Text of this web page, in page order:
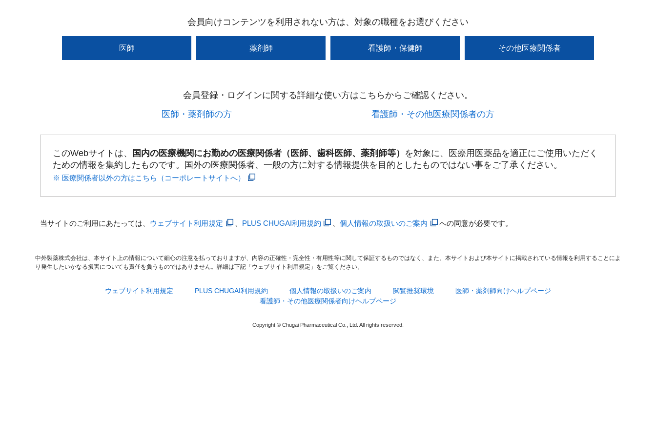
会員向けコンテンツを利用されない方は、対象の職種をお選びください
医師 薬剤師 看護師・保健師 その他医療関係者
会員登録・ログインに関する詳細な使い方はこちらからご確認ください。​
医師・薬剤師の方​
看護師・その他医療関係者の方​
このWebサイトは、 国内の医療機関にお勤めの医療関係者（医師、歯科医師、薬剤師等） を対象に、医療用医薬品を適正にご使用いただく
ための情報を集約したものです。国外の医療関係者、一般の方に対する情報提供を目的としたものではない事をご了承ください。
※ 医療関係者以外の方はこちら（コーポレートサイトへ）
当サイトのご利用にあたっては、 ウェブサイト利用規定 PLUS CHUGAI利用規約 、個人情報の取扱いのご案内 への同意が必要です。
中外製薬株式会社は、本サイト上の情報について細心の注意を払っておりますが、内容の正確性・完全性・有用性等に関して保証するものではなく、また、本サイトおよび本サイトに掲載されている情報を利用することによ
り発生したいかなる損害についても責任を負うものではありません。詳細は下記「ウェブサイト利用規定」をご覧ください。
ウェブサイト利用規定 PLUS CHUGAI利用規約 個人情報の取扱いのご案内 閲覧推奨環境
医師・薬剤師向けヘルプページ
看護師・その他医療関係者向けヘルプページ
Copyright © Chugai Pharmaceutical Co., Ltd. All rights reserved.